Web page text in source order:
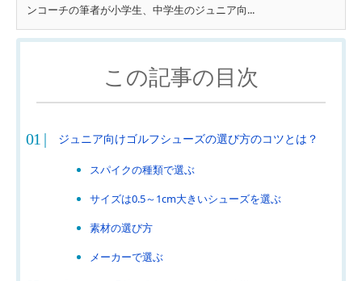
ンコーチの筆者が小学生、中学生のジュニア向...
この記事の目次
ジュニア向けゴルフシューズの選び方のコツとは？
スパイクの種類で選ぶ
サイズは0.5～1cm大きいシューズを選ぶ
素材の選び方
メーカーで選ぶ